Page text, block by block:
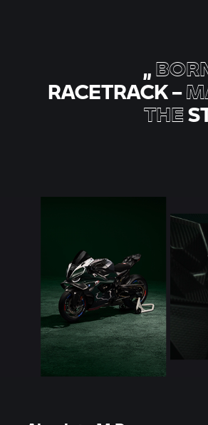
„
RACETRACK –
THE